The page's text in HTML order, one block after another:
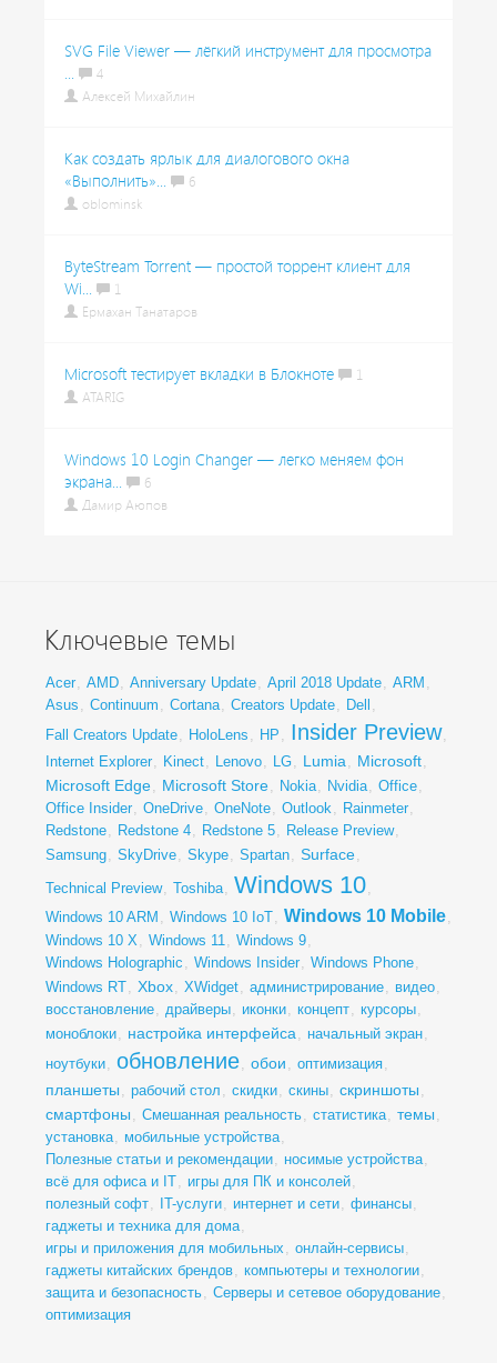
SVG File Viewer — лёгкий инструмент для просмотра
...
4
Алексей Михайлин
Как создать ярлык для диалогового окна
«Выполнить»...
6
oblominsk
ByteStream Torrent — простой торрент клиент для
Wi...
1
Ермахан Танатаров
Microsoft тестирует вкладки в Блокноте
1
ATARIG
Windows 10 Login Changer — легко меняем фон
экрана...
6
Дамир Аюпов
Ключевые темы
Acer, AMD, Anniversary Update, April 2018 Update, ARM ,
Asus , Continuum , Cortana, Creators Update, Dell ,
Fall Creators Update, HoloLens , HP , Insider Preview,
Internet Explorer, Kinect, Lenovo, LG, Lumia , Microsoft,
Microsoft Edge, Microsoft Store, Nokia, Nvidia, Office,
Office Insider, OneDrive, OneNote, Outlook, Rainmeter,
Redstone, Redstone 4, Redstone 5, Release Preview,
Samsung, SkyDrive, Skype, Spartan, Surface,
Technical Preview, Toshiba, Windows 10,
Windows 10 ARM , Windows 10 IoT, Windows 10 Mobile,
Windows 10 X, Windows 11, Windows 9,
Windows Holographic , Windows Insider, Windows Phone,
Windows RT, Xbox, XWidget, администрирование, видео,
восстановление, драйверы, иконки, концепт, курсоры,
моноблоки, настройка интерфейса , начальный экран,
ноутбуки, обновление, обои , оптимизация,
планшеты , рабочий стол , скидки, скины, скриншоты ,
смартфоны , Смешанная реальность, статистика, темы ,
установка, мобильные устройства,
Полезные статьи и рекомендации, носимые устройства,
всё для офиса и IT, игры для ПК и консолей,
полезный софт, IT-услуги, интернет и сети, финансы,
гаджеты и техника для дома,
игры и приложения для мобильных , онлайн-сервисы,
гаджеты китайских брендов, компьютеры и технологии,
защита и безопасность, Серверы и сетевое оборудование,
оптимизация